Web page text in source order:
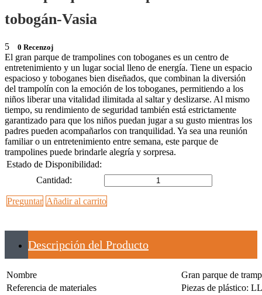
tobogán-Vasia
5 0 Recenzoj
El gran parque de trampolines con toboganes es un centro de
entretenimiento y un lugar social lleno de energía. Tiene un espacio
espacioso y toboganes bien diseñados, que combinan la diversión
del trampolín con la emoción de los toboganes, permitiendo a los
niños liberar una vitalidad ilimitada al saltar y deslizarse. Al mismo
tiempo, su rendimiento de seguridad también está estrictamente
garantizado para que los niños puedan jugar a su gusto mientras los
padres pueden acompañarlos con tranquilidad. Ya sea una reunión
familiar o un entretenimiento entre semana, este parque de
trampolines puede brindarle alegría y sorpresa.
Estado de Disponibilidad:
Cantidad:
Preguntar Añadir al carrito
Descripción del Producto
Nombre
Gran parque de
Referencia de materiales
Piezas de plástico: